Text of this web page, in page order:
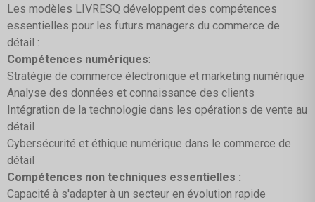
Les modèles LIVRESQ développent des compétences
essentielles pour les futurs managers du commerce de
détail :
Compétences numériques:
Stratégie de commerce électronique et marketing numérique
Analyse des données et connaissance des clients
Intégration de la technologie dans les opérations de vente au
détail
Cybersécurité et éthique numérique dans le commerce de
détail
Compétences non techniques essentielles :
Capacité à s'adapter à un secteur en évolution rapide